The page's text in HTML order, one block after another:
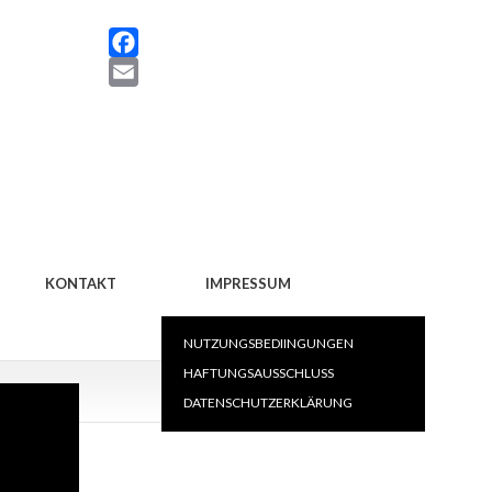
Facebook
KONTAKT IMPRESSUM
NUTZUNGSBEDIINGUNGEN
HAFTUNGSAUSSCHLUSS
DATENSCHUTZERKLÄRUNG